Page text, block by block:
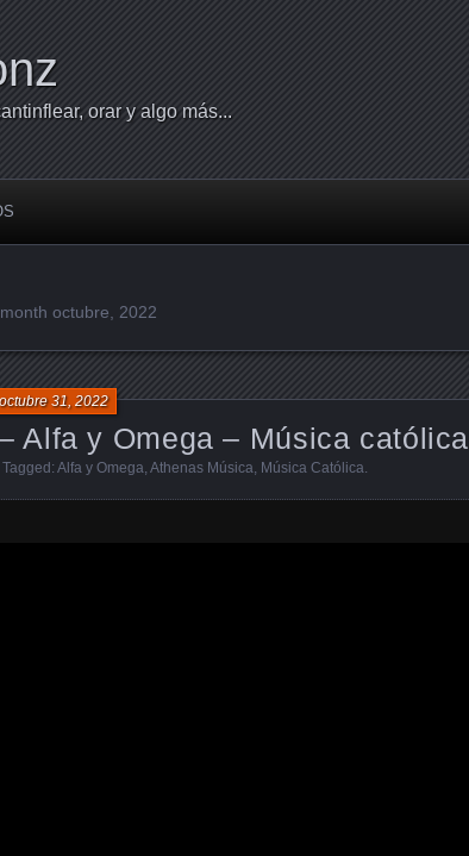
orar y algo más...
octubre, 2022
Alfa y Omega – Música católica
octubre 31, 2022
. Tagged: Alfa y Omega Athenas Música Música Católica